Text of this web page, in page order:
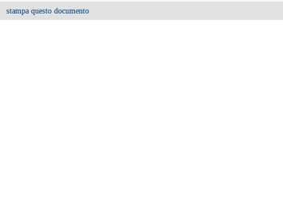
stampa questo documento